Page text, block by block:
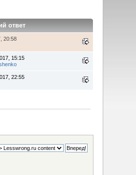
ответ
20:58
15:15
22:55